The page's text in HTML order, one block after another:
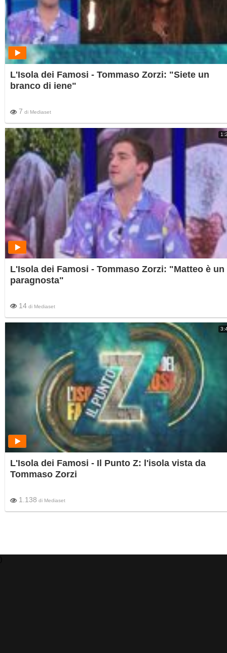
L'Isola dei Famosi - Tommaso Zorzi: "Siete un
branco di iene"
7 di Mediaset
L'Isola dei Famosi - Tommaso Zorzi: "Matteo è un
paragnosta"
14 di Mediaset
L'Isola dei Famosi - Il Punto Z: l'isola vista da
Tommaso Zorzi
1.138 di Mediaset